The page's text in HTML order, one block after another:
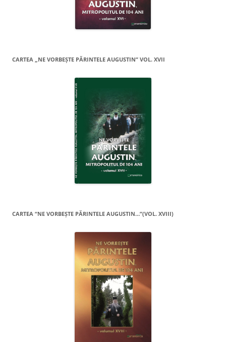
CARTEA „NE VORBEŞTE PĂRINTELE AUGUSTIN” VOL. XVII
CARTEA “NE VORBEŞTE PĂRINTELE AUGUSTIN…”(VOL. XVIII)